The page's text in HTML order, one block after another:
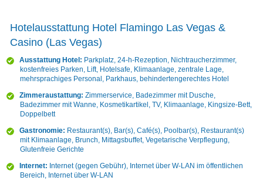
Hotelausstattung Hotel Flamingo Las Vegas &
Casino (Las Vegas)
Ausstattung Hotel: Parkplatz, 24-h-Rezeption, Nichtraucherzimmer,
kostenfreies Parken, Lift, Hotelsafe, Klimaanlage, zentrale Lage,
mehrsprachiges Personal, Parkhaus, behindertengerechtes Hotel
Zimmeraustattung: Zimmerservice, Badezimmer mit Dusche,
Badezimmer mit Wanne, Kosmetikartikel, TV, Klimaanlage, Kingsize-Bett,
Doppelbett
Gastronomie: Restaurant(s), Bar(s), Café(s), Poolbar(s), Restaurant(s)
mit Klimaanlage, Brunch, Mittagsbuffet, Vegetarische Verpflegung,
Glutenfreie Gerichte
Internet: Internet (gegen Gebühr), Internet über W-LAN im öffentlichen
Bereich, Internet über W-LAN